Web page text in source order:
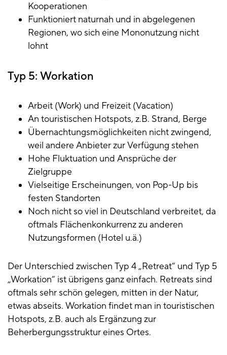
Kooperationen
Funktioniert naturnah und in abgelegenen
Regionen, wo sich eine Mononutzung nicht
lohnt
Typ 5: Workation
Arbeit (Work) und Freizeit (Vacation)
An touristischen Hotspots, z.B. Strand, Berge
Übernachtungsmöglichkeiten nicht zwingend,
weil andere Anbieter zur Verfügung stehen
Hohe Fluktuation und Ansprüche der
Zielgruppe
Vielseitige Erscheinungen, von Pop-Up bis
festen Standorten
Noch nicht so viel in Deutschland verbreitet, da
oftmals Flächenkonkurrenz zu anderen
Nutzungsformen (Hotel u.ä.)
Der Unterschied zwischen Typ 4 „Retreat“ und Typ 5
„Workation“ ist übrigens ganz einfach. Retreats sind
oftmals sehr schön gelegen, mitten in der Natur,
etwas abseits. Workation findet man in touristischen
Hotspots, z.B. auch als Ergänzung zur
Beherbergungsstruktur eines Ortes.